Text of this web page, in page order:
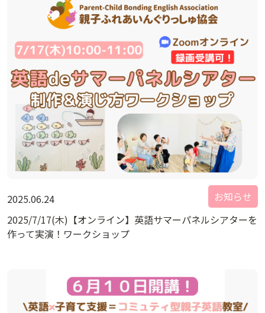
2025.06.24
お知らせ
2025/7/17(木)【オンライン】英語サマーパネルシアターを
作って実演！ワークショップ